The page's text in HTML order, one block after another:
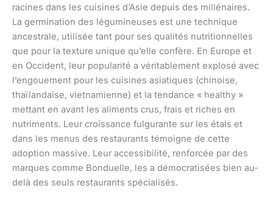
racines dans les cuisines d’Asie depuis des millénaires.
La germination des légumineuses est une technique
ancestrale, utilisée tant pour ses qualités nutritionnelles
que pour la texture unique qu’elle confère. En Europe et
en Occident, leur popularité a véritablement explosé avec
l’engouement pour les cuisines asiatiques (chinoise,
thaïlandaise, vietnamienne) et la tendance « healthy »
mettant en avant les aliments crus, frais et riches en
nutriments. Leur croissance fulgurante sur les étals et
dans les menus des restaurants témoigne de cette
adoption massive. Leur accessibilité, renforcée par des
marques comme Bonduelle, les a démocratisées bien au-
delà des seuls restaurants spécialisés.